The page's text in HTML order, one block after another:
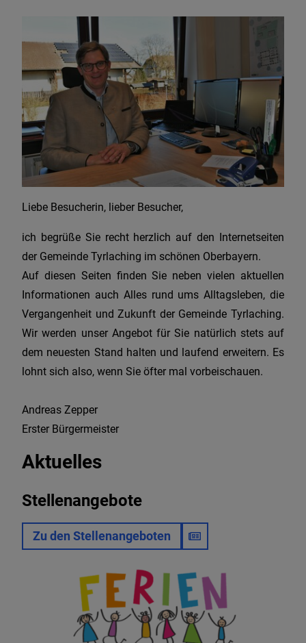
Liebe Besucherin, lieber Besucher,
ich begrüße Sie recht herzlich auf den Internetseiten
der Gemeinde Tyrlaching im schönen Oberbayern.
Auf diesen Seiten finden Sie neben vielen aktuellen
Informationen auch Alles rund ums Alltagsleben, die
Vergangenheit und Zukunft der Gemeinde Tyrlaching.
Wir werden unser Angebot für Sie natürlich stets auf
dem neuesten Stand halten und laufend erweitern. Es
lohnt sich also, wenn Sie öfter mal vorbeischauen.
Andreas Zepper
Erster Bürgermeister
Aktuelles
Stellenangebote
Zu den Stellenangeboten